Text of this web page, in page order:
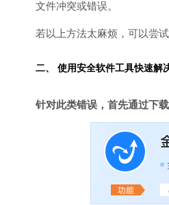
文件冲突或错误。
若以上方法太麻烦，可以尝
二、 使用安全软件工具快速解
针对此类错误，首先通过下